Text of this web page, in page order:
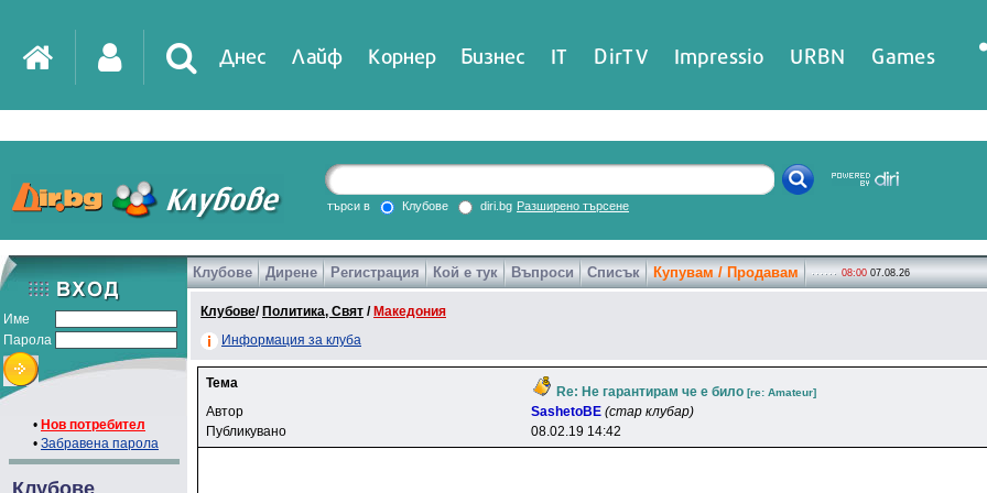
Днес Лайф Корнер Бизнес IT DirTV Impressio URBN Games
търси в Клубове diri.bg Разширено търсене
Име
Парола
• Нов потребител
• Забравена парола
Клубове
Клубове Дирене Регистрация Кой е тук Въпроси Списък Купувам / Продавам 08:00 07.08.26
Клубове/ Политика, Свят / Македония
Информация за клуба
Тема
Re: Не гарантирам че е било [re: Amateur]
Автор SashetoBE (стар клубар)
Публикувано
08.02.19 14:42